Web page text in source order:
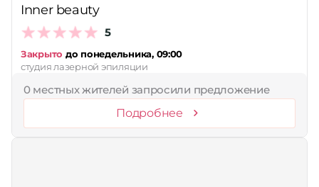
Inner beauty
5
Закрыто до понедельника, 09:00
студия лазерной эпиляции
0 местных жителей запросили предложение
Подробнее